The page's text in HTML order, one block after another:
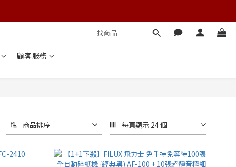
顧客服務
商品排序 每頁顯示 24 個